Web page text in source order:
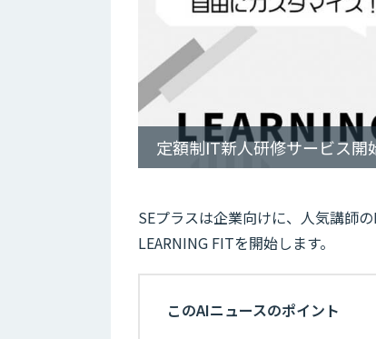
定額制IT新人研修サービス開
SEプラスは企業向けに、人気講師
LEARNING FITを開始します。
このAIニュースのポイント